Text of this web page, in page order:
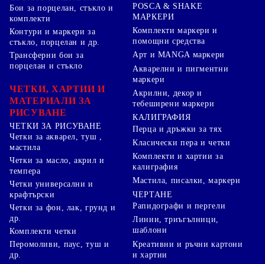
Бои за порцелан, стъкло и
комплекти
Контури и маркери за
стъкло, порцелан и др.
Трансферни бои за
порцелан и стъкло
ЧЕТКИ, ХАРТИИ И
МАТЕРИАЛИ ЗА
РИСУВАНЕ
ЧЕТКИ ЗА РИСУВАНЕ
Четки за акварел, туш ,
мастила
Четки за масло, акрил и
темпера
Четки универсални и
крафтърски
Четки за фон, лак, грунд и
др.
Комплекти четки
POSCA & SHAKE
МАРКЕРИ
Комплекти маркери и
помощни средства
Арт и MANGA маркери
Акварелни и пигментни
маркери
Акрилни, декор и
тебеширени маркери
КАЛИГРАФИЯ
Перца и дръжки за тях
Класически пера и четки
Комплекти и хартии за
калиграфия
Мастила, писалки, маркери
ЧЕРТАНЕ
Рапидографи и пергели
Линии, триъгълници,
шаблони
Перомоливи, паус, туш и
др.
Креативни и ръчни картони
и хартии